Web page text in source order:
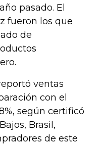
pasado. El
fueron los que
de
ventas
con el
según certificó
Brasil,
de este